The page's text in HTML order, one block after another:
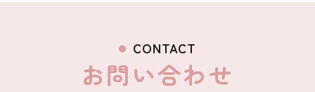
CONTACT
お問い合わせ